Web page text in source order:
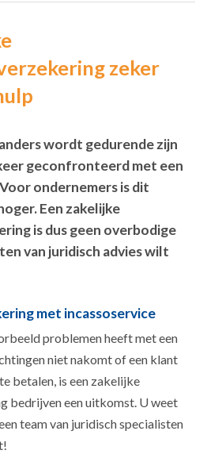
zeker
wordt gedurende zijn
geconfronteerd met een
ondernemers is dit
Een zakelijke
is dus geen overbodige
van juridisch advies wilt
met incassoservice
problemen heeft met een
niet nakomt of een klant
betalen, is een zakelijke
bedrijven een uitkomst. U weet
team van juridisch specialisten